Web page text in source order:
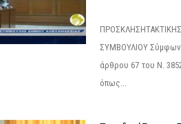
ΣΥΜΒΟΥΛΙΟΥ
άρθρου 67 του Ν.
όπως...